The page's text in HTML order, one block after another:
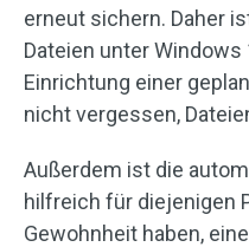
erneut sichern. Daher
Dateien unter Windows
Einrichtung einer
nicht vergessen,
Außerdem ist die
hilfreich für diejenigen
Gewohnheit haben,